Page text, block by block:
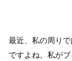
最近、私の周り
ですよね。私が